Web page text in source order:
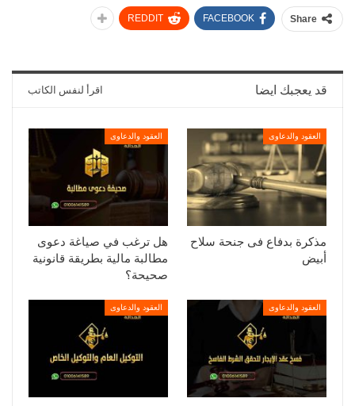
Share
FACEBOOK
REDDIT
قد يعجبك ايضا اقرأ لنفس الكاتب
العقود والدعاوى
مذكرة بدفاع فى جنحة سلاح
أبيض
العقود والدعاوى
هل ترغب في صياغة دعوى
مطالبة مالية بطريقة قانونية
صحيحة؟
العقود والدعاوى العقود والدعاوى